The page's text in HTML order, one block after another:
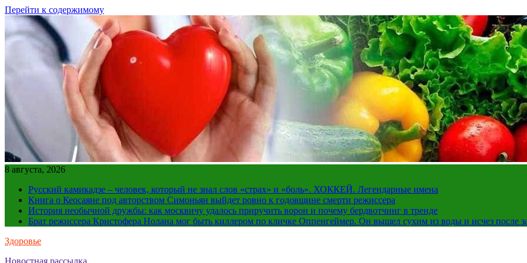
Перейти к содержимому
8 августа, 2026
Русский камикадзе – человек, который не знал слов «страх» и «боль». ХОККЕЙ. Легендарные имена
Книга о Кеосаяне под авторством Симоньян выйдет ровно к годовщине смерти режиссера
История необычной дружбы: как москвичу удалось приручить ворон и почему бердвотчинг в тренде
Брат режиссера Кристофера Нолана мог быть киллером по кличке Оппенгеймер. Он вышел сухим из воды и исчез после
Здоровье
Новостная рассылка